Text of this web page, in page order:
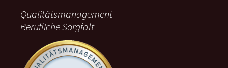
Qualitätsmanagement
Berufliche Sorgfalt